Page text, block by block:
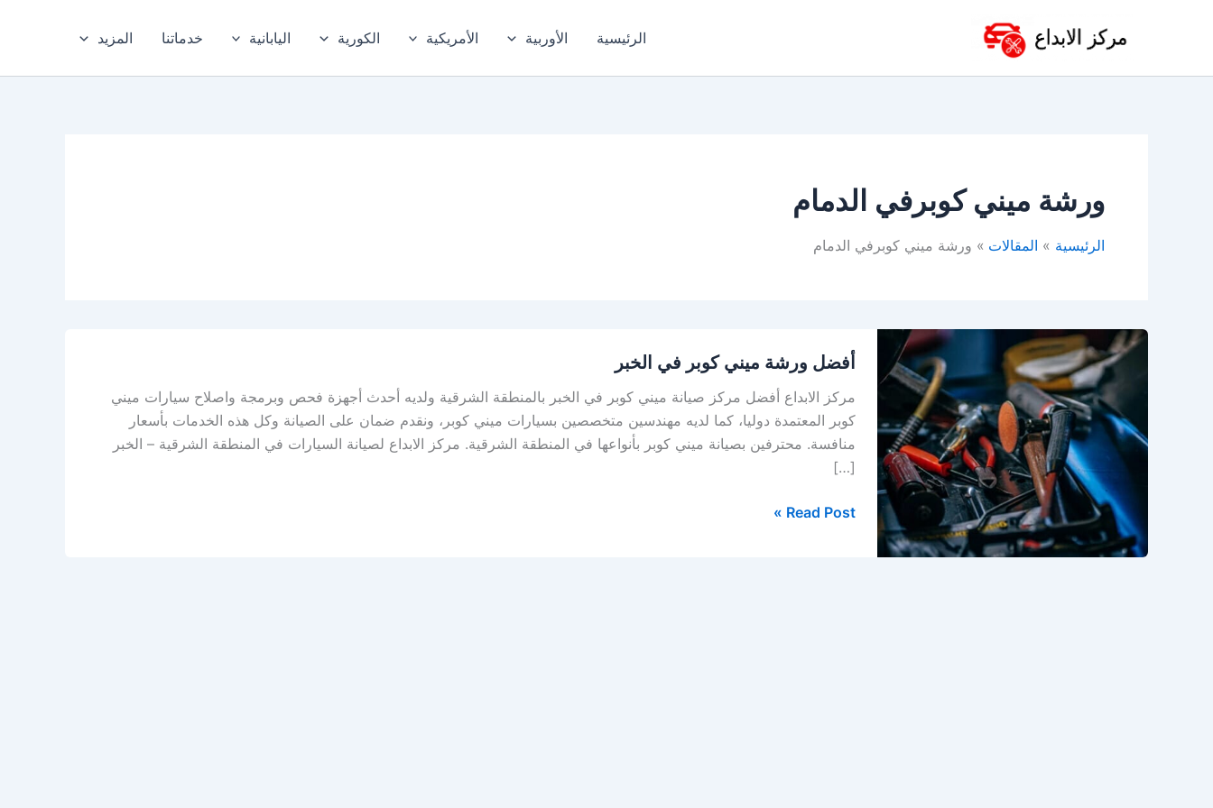
الرئيسية الأوربية الأمريكية الكورية اليابانية خدماتنا المزيد
ورشة ميني كوبرفي الدمام
الرئيسية المقالات ورشة ميني كوبرفي الدمام
أفضل ورشة ميني كوبر في الخبر
مركز الابداع أفضل مركز صيانة ميني كوبر في الخبر بالمنطقة الشرقية ولديه أحدث أجهزة فحص وبرمجة واصلاح سيارات ميني
كوبر المعتمدة دوليا، كما لديه مهندسين متخصصين بسيارات ميني كوبر، ونقدم ضمان على الصيانة وكل هذه الخدمات بأسعار
منافسة. محترفين بصيانة ميني كوبر بأنواعها في المنطقة الشرقية. مركز الابداع لصيانة السيارات في المنطقة الشرقية – الخبر
[…]
ورشة
كوبر
في
Read Post »